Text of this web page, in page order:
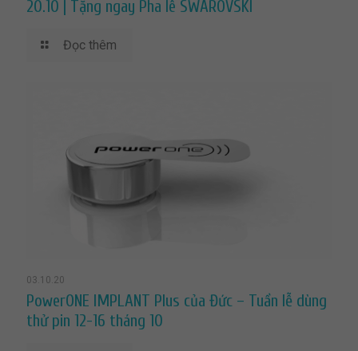
20.10 | Tặng ngay Pha lê SWAROVSKI
Đọc thêm
03.10.20
PowerONE IMPLANT Plus của Đức – Tuần lễ dùng
thử pin 12-16 tháng 10